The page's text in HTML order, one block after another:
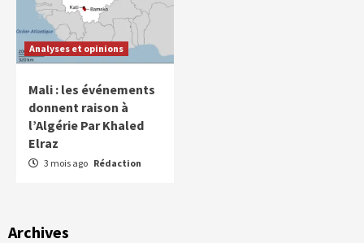
Analyses et opinions
Mali : les événements
donnent raison à
l’Algérie Par Khaled
Elraz
3 mois ago Rédaction
Archives